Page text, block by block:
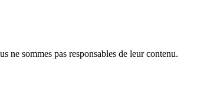
ne sommes pas responsables de leur contenu.